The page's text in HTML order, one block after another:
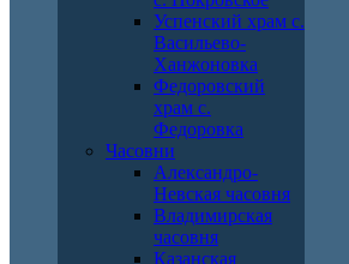
Успенский храм с.
Васильево-
Ханжоновка
Федоровский
храм с.
Федоровка
Часовни
Александро-
Невская часовня
Владимирская
часовня
Казанская